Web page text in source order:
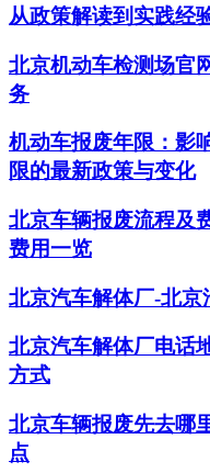
从政策解读到实践经
北京机动车检测场官
务
机动车报废年限：影
限的最新政策与变化
北京车辆报废流程及
费用一览
北京汽车解体厂-北
北京汽车解体厂电话
方式
北京车辆报废先去哪
点